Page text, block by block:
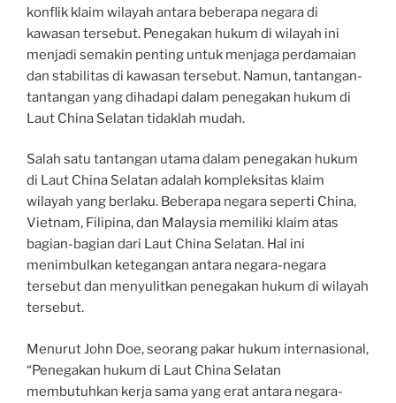
konflik klaim wilayah antara beberapa negara di
kawasan tersebut. Penegakan hukum di wilayah ini
menjadi semakin penting untuk menjaga perdamaian
dan stabilitas di kawasan tersebut. Namun, tantangan-
tantangan yang dihadapi dalam penegakan hukum di
Laut China Selatan tidaklah mudah.
Salah satu tantangan utama dalam penegakan hukum
di Laut China Selatan adalah kompleksitas klaim
wilayah yang berlaku. Beberapa negara seperti China,
Vietnam, Filipina, dan Malaysia memiliki klaim atas
bagian-bagian dari Laut China Selatan. Hal ini
menimbulkan ketegangan antara negara-negara
tersebut dan menyulitkan penegakan hukum di wilayah
tersebut.
Menurut John Doe, seorang pakar hukum internasional,
“Penegakan hukum di Laut China Selatan
membutuhkan kerja sama yang erat antara negara-